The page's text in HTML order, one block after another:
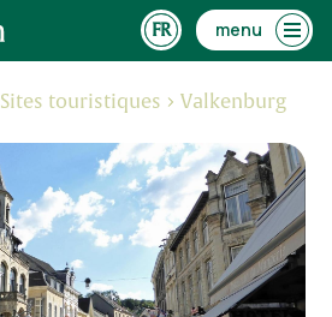
menu
Sites touristiques Valkenburg